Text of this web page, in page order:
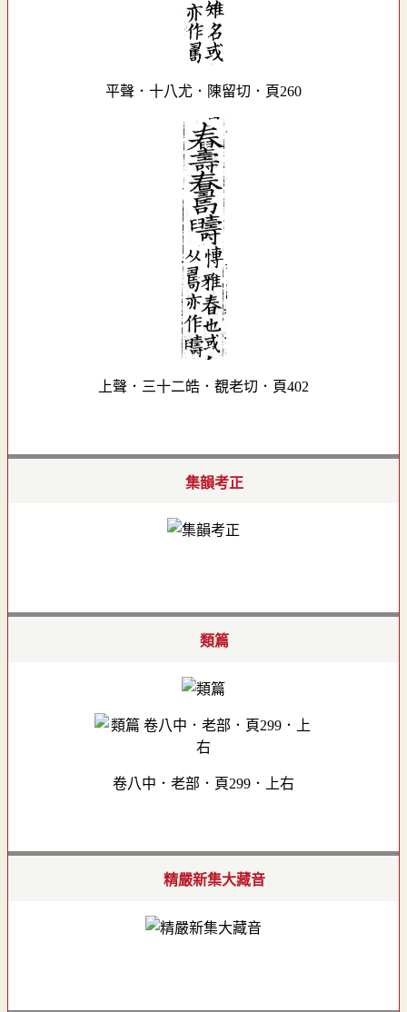
平聲．十八尤．陳留切．頁260
上聲．三十二皓．覩老切．頁402
集韻考正
類篇
卷八中．老部．頁299．上右
精嚴新集大藏音